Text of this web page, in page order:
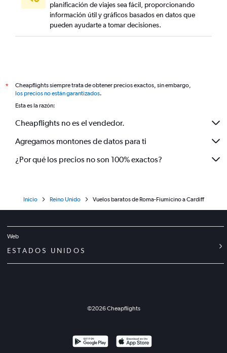
planificación de viajes sea fácil, proporcionando
información útil y gráficos basados en datos que
pueden ayudarte a tomar decisiones.
*
Cheapflights siempre trata de obtener precios exactos, sin embargo,
los precios no están garantizados.
Esta es la razón:
Cheapflights no es el vendedor.
Agregamos montones de datos para ti
¿Por qué los precios no son 100% exactos?
Inicio Reino Unido Vuelos baratos de Roma-Fiumicino a Cardiff
Web
ESTADOS UNIDOS
©2026Cheapflights